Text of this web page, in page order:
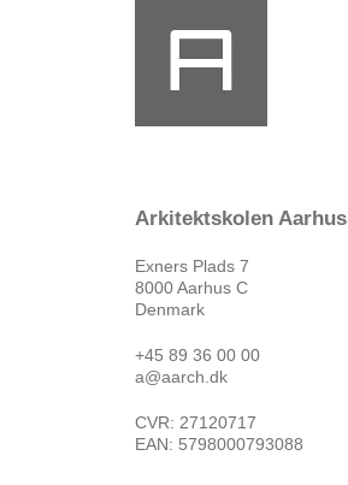
Arkitektskolen Aarhus
Exners Plads 7
8000 Aarhus C
Denmark
+45 89 36 00 00
a@aarch.dk
CVR: 27120717
EAN: 5798000793088